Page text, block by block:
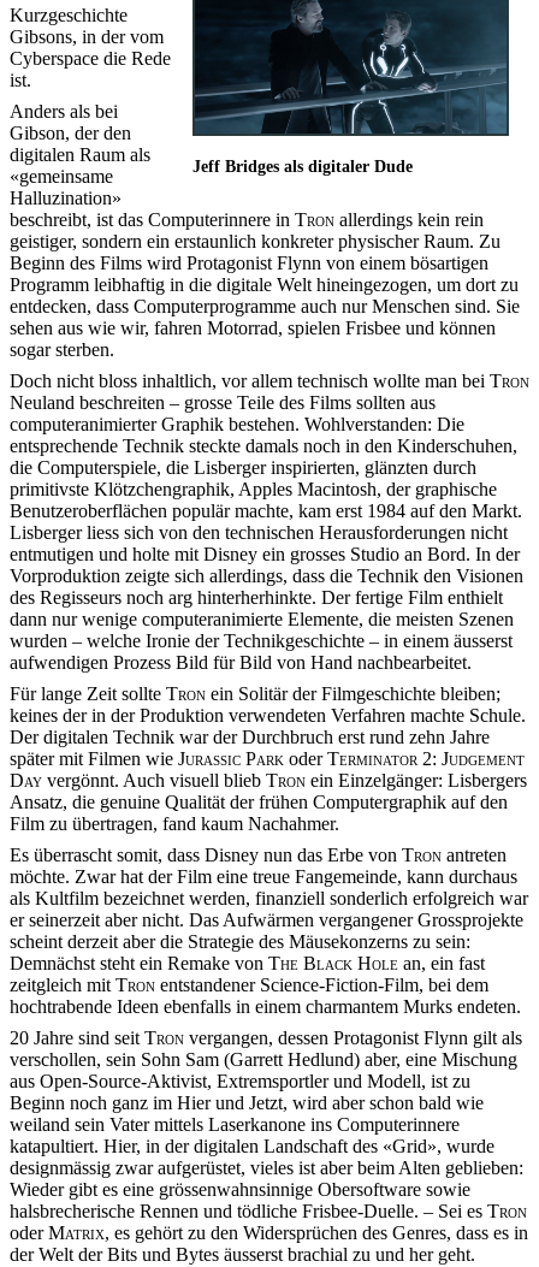
Jeff Bridges als digitaler Dude
Kurzgeschichte
Gibsons, in der vom
Cyberspace die Rede
ist.
Anders als bei
Gibson, der den
digitalen Raum als
«gemeinsame
Halluzination»
beschreibt, ist das Computerinnere in Tron allerdings kein rein
geistiger, sondern ein erstaunlich konkreter physischer Raum. Zu
Beginn des Films wird Protagonist Flynn von einem bösartigen
Programm leibhaftig in die digitale Welt hineingezogen, um dort zu
entdecken, dass Computerprogramme auch nur Menschen sind. Sie
sehen aus wie wir, fahren Motorrad, spielen Frisbee und können
sogar sterben.
Doch nicht bloss inhaltlich, vor allem technisch wollte man bei Tron
Neuland beschreiten – grosse Teile des Films sollten aus
computeranimierter Graphik bestehen. Wohlverstanden: Die
entsprechende Technik steckte damals noch in den Kinderschuhen,
die Computerspiele, die Lisberger inspirierten, glänzten durch
primitivste Klötzchengraphik, Apples Macintosh, der graphische
Benutzeroberflächen populär machte, kam erst 1984 auf den Markt.
Lisberger liess sich von den technischen Herausforderungen nicht
entmutigen und holte mit Disney ein grosses Studio an Bord. In der
Vorproduktion zeigte sich allerdings, dass die Technik den Visionen
des Regisseurs noch arg hinterherhinkte. Der fertige Film enthielt
dann nur wenige computeranimierte Elemente, die meisten Szenen
wurden – welche Ironie der Technikgeschichte – in einem äusserst
aufwendigen Prozess Bild für Bild von Hand nachbearbeitet.
Für lange Zeit sollte Tron ein Solitär der Filmgeschichte bleiben;
keines der in der Produktion verwendeten Verfahren machte Schule.
Der digitalen Technik war der Durchbruch erst rund zehn Jahre
später mit Filmen wie Jurassic Park oderTerminator 2: Judgement
Day vergönnt. Auch visuell blieb Tron ein Einzelgänger: Lisbergers
Ansatz, die genuine Qualität der frühen Computergraphik auf den
Film zu übertragen, fand kaum Nachahmer.
Es überrascht somit, dass Disney nun das Erbe von Tron antreten
möchte. Zwar hat der Film eine treue Fangemeinde, kann durchaus
als Kultfilm bezeichnet werden, finanziell sonderlich erfolgreich war
er seinerzeit aber nicht. Das Aufwärmen vergangener Grossprojekte
scheint derzeit aber die Strategie des Mäusekonzerns zu sein:
Demnächst steht ein Remake von The Black Hole an, ein fast
zeitgleich mitTron entstandener Science-Fiction-Film, bei dem
hochtrabende Ideen ebenfalls in einem charmantem Murks endeten.
20 Jahre sind seitTron vergangen, dessen Protagonist Flynn gilt als
verschollen, sein Sohn Sam (Garrett Hedlund) aber, eine Mischung
aus Open-Source-Aktivist, Extremsportler und Modell, ist zu
Beginn noch ganz im Hier und Jetzt, wird aber schon bald wie
weiland sein Vater mittels Laserkanone ins Computerinnere
katapultiert. Hier, in der digitalen Landschaft des «Grid», wurde
designmässig zwar aufgerüstet, vieles ist aber beim Alten geblieben:
Wieder gibt es eine grössenwahnsinnige Obersoftware sowie
halsbrecherische Rennen und tödliche Frisbee-Duelle. – Sei es Tron
oderMatrix, es gehört zu den Widersprüchen des Genres, dass es in
der Welt der Bits und Bytes äusserst brachial zu und her geht.